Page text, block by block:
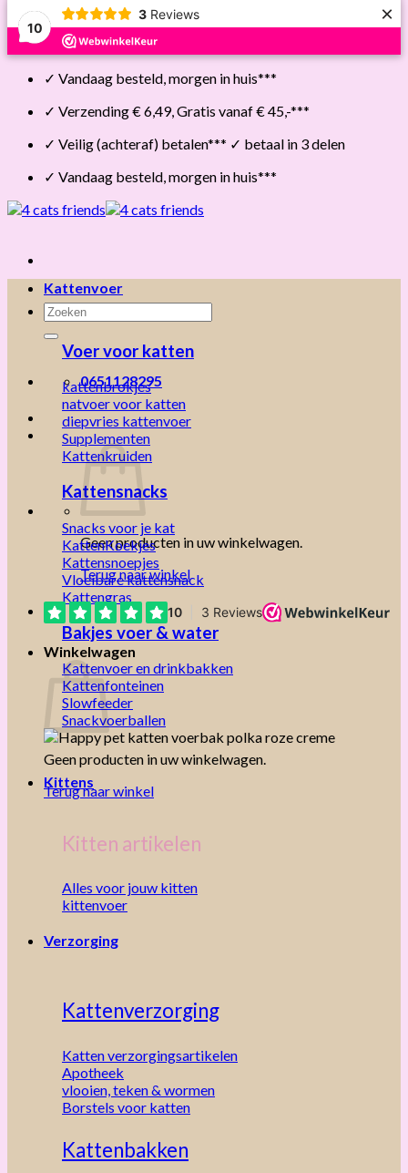
10
3 Reviews ×
Skip
✓ Vandaag besteld, morgen in huis***
✓ Verzending € 6,49, Gratis vanaf € 45,-***
✓ Veilig (achteraf) betalen*** ✓ betaal in 3 delen
✓ Vandaag besteld, morgen in huis***
Zoeken
naar:
0651128295
Geen producten in uw winkelwagen.
Terug naar winkel
Winkelwagen
Geen producten in uw winkelwagen.
Terug naar winkel
Kattenvoer
Voer voor katten
kattenbrokjes
natvoer voor katten
diepvries kattenvoer
Supplementen
Kattenkruiden
Kattensnacks
Snacks voor je kat
KattenKoekjes
Kattensnoepjes
Vloeibare kattensnack
Kattengras
Bakjes voer & water
Kattenvoer en drinkbakken
Kattenfonteinen
Slowfeeder
Snackvoerballen
Kittens
Kitten artikelen
Alles voor jouw kitten
kittenvoer
Verzorging
Kattenverzorging
Katten verzorgingsartikelen
Apotheek
vlooien, teken & wormen
Borstels voor katten
Kattenbakken